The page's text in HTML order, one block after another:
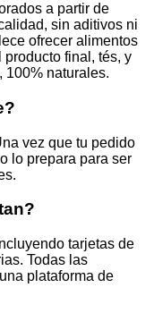
a partir de
sin aditivos ni
ofrecer alimentos
final, tés, y
100% naturales.
vez que tu pedido
lo prepara para ser
tarjetas de
Todas las
plataforma de